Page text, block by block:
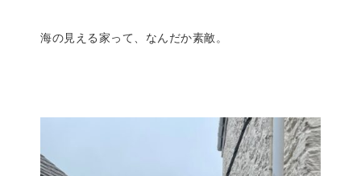
海の見える家って、なんだか素敵。